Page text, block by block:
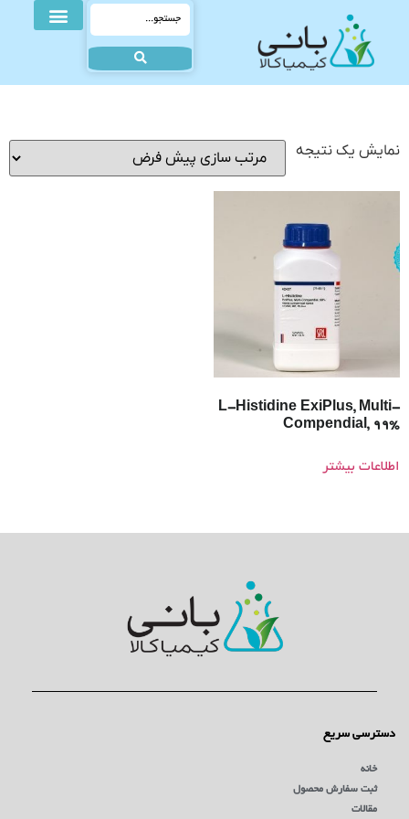
نمایش یک نتیجه
L-Histidine ExiPlus, Multi-
Compendial, 99%
اطلاعات بیشتر
دسترسی سریع
خانه
ثبت سفارش محصول
مقالات